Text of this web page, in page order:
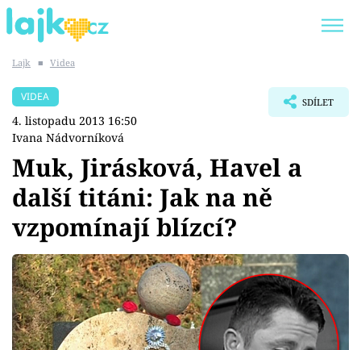
SHOPAHOLICADEL
Témata
Showbyznys
Youtubeři
Virály
Lajk ■ Videa
VIDEA
4. listopadu 2013 16:50
Ivana Nádvorníková
SDÍLET
Muk, Jirásková, Havel a
další titáni: Jak na ně
vzpomínají blízcí?